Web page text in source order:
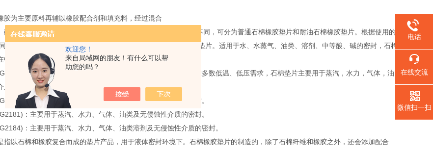
欢迎您！
来自局域网的朋友！有什么可以帮
助您的吗？
胶为主要原料再辅以橡胶配合剂和填充料，经过混合
硫化等工序制成。石棉橡胶垫片根据其配方、工艺性能及用途的不同，可分为普通石棉橡胶垫片和耐油石棉橡胶垫片。根据使用的
可以分为低压石棉橡胶垫片，中压石棉橡胶垫片和高压石棉橡胶垫片。适用于水、水蒸气、油类、溶剂、中等酸、碱的密封，石棉
中、低压法兰连接的密封中。
：低压石棉垫片是由一种白色的温石棉纤维制成，适合于大多数低温、低压需求，石棉垫片主要用于蒸汽，水力，气体，油
质的密封。
：主要用于蒸汽、水力、气体、油类及无侵蚀性介质的密封。
：主要用于蒸汽、水力、气体、油类及无侵蚀性介质的密封。
：主要用于蒸汽、水力、气体、油类溶剂及无侵蚀性介质的密封。
指以石棉和橡胶复合而成的垫片产品，用于液体密封环境下。石棉橡胶垫片的制造的，除了石棉纤维和橡胶之外，还会添加配合
电话
在线交流
微信扫一扫